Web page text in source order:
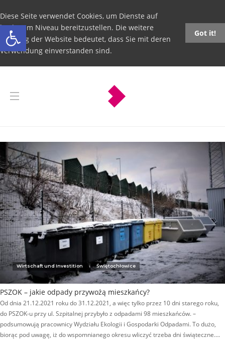
Open toolbar
Diese Seite verwendet Cookies, um Dienste auf
höchstem Niveau bereitzustellen. Die weitere
Nutzung der Website bedeutet, dass Sie mit deren
Verwendung einverstanden sind.
Got it!
Wirtschaft und Investition Świętochłowice
PSZOK – jakie odpady przywożą mieszkańcy?
Od dnia 21.12.2021 roku do 31.12.2021, a więc tylko przez 10 dni starego roku,
do PSZOK-u przy ul. Szpitalnej przybyło z odpadami 98 mieszkańców. –
podsumowują pracownicy Wydziału Ekologii i Gospodarki Odpadami. To dużo,
biorąc pod uwagę, iż do wspomnianego okresu wliczyć trzeba dni świąteczne….